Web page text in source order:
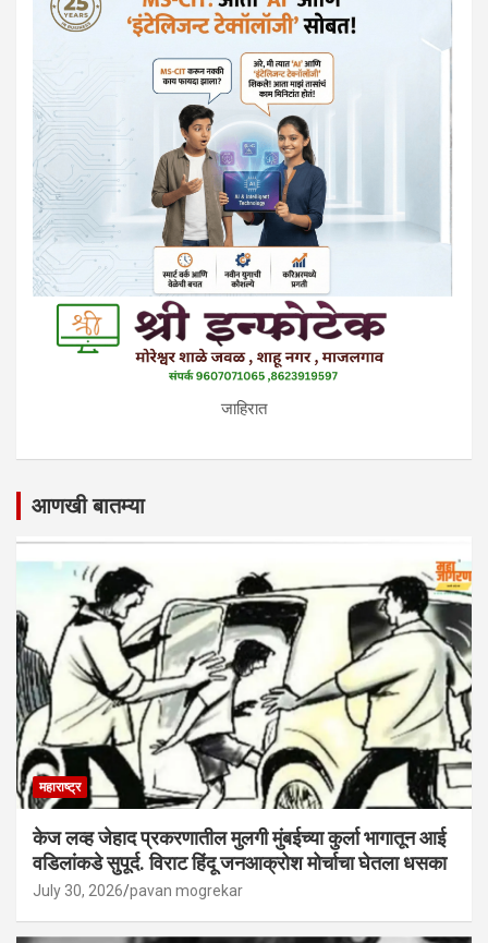
जाहिरात
आणखी बातम्या
महाराष्ट्र
केज लव्ह जेहाद प्रकरणातील मुलगी मुंबईच्या कुर्ला भागातून आई
वडिलांकडे सुपूर्द. विराट हिंदू जनआक्रोश मोर्चाचा घेतला धसका
July 30, 2026 pavan mogrekar